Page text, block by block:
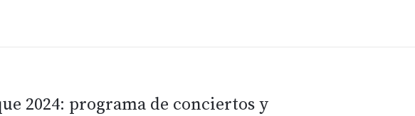
2024: programa de conciertos y